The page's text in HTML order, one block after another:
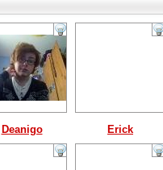
Deanigo Erick